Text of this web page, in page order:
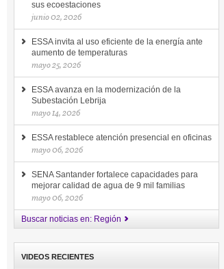
sus ecoestaciones
junio 02, 2026
ESSA invita al uso eficiente de la energía ante
aumento de temperaturas
mayo 25, 2026
ESSA avanza en la modernización de la
Subestación Lebrija
mayo 14, 2026
ESSA restablece atención presencial en oficinas
mayo 06, 2026
SENA Santander fortalece capacidades para
mejorar calidad de agua de 9 mil familias
mayo 06, 2026
Buscar noticias en: Región
VIDEOS RECIENTES